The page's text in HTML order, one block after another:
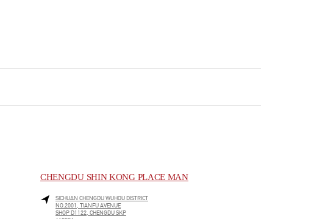
CHENGDU SHIN KONG PLACE MAN
SICHUAN CHENGDUWUHOU DISTRICT
NO.2001, TIANFU AVENUE
SHOP D1122, CHENGDU SKP